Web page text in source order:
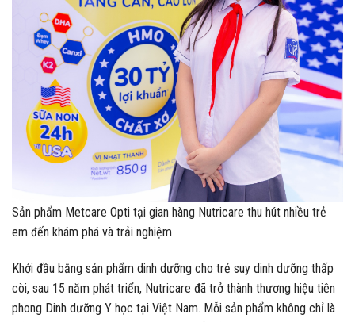
Sản phẩm Metcare Opti tại gian hàng Nutricare thu hút nhiều trẻ
em đến khám phá và trải nghiệm
Khởi đầu bằng sản phẩm dinh dưỡng cho trẻ suy dinh dưỡng thấp
còi, sau 15 năm phát triển, Nutricare đã trở thành thương hiệu tiên
phong Dinh dưỡng Y học tại Việt Nam. Mỗi sản phẩm không chỉ là